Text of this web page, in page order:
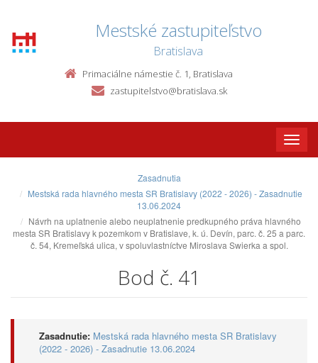
Mestské zastupiteľstvo
Bratislava
Primaciálne námestie č. 1, Bratislava
zastupitelstvo@bratislava.sk
Toggle
Zasadnutia
Mestská rada hlavného mesta SR Bratislavy (2022 - 2026) - Zasadnutie
13.06.2024
Návrh na uplatnenie alebo neuplatnenie predkupného práva hlavného
mesta SR Bratislavy k pozemkom v Bratislave, k. ú. Devín, parc. č. 25 a parc.
č. 54, Kremeľská ulica, v spoluvlastníctve Miroslava Swierka a spol.
Bod č. 41
Zasadnutie: Mestská rada hlavného mesta SR Bratislavy
(2022 - 2026) - Zasadnutie 13.06.2024